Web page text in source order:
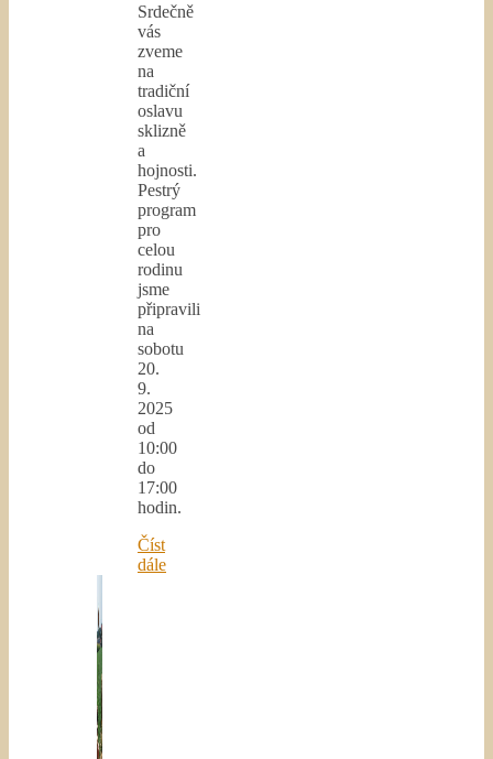
Srdečně
vás
zveme
na
tradiční
oslavu
sklizně
a
hojnosti.
Pestrý
program
pro
celou
rodinu
jsme
připravili
na
sobotu
20.
9.
2025
od
10:00
do
17:00
hodin.
Číst
dále